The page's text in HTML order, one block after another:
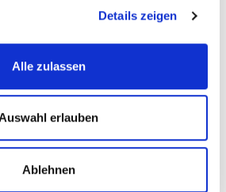
Details zeigen
Alle zulassen
Auswahl erlauben
Ablehnen